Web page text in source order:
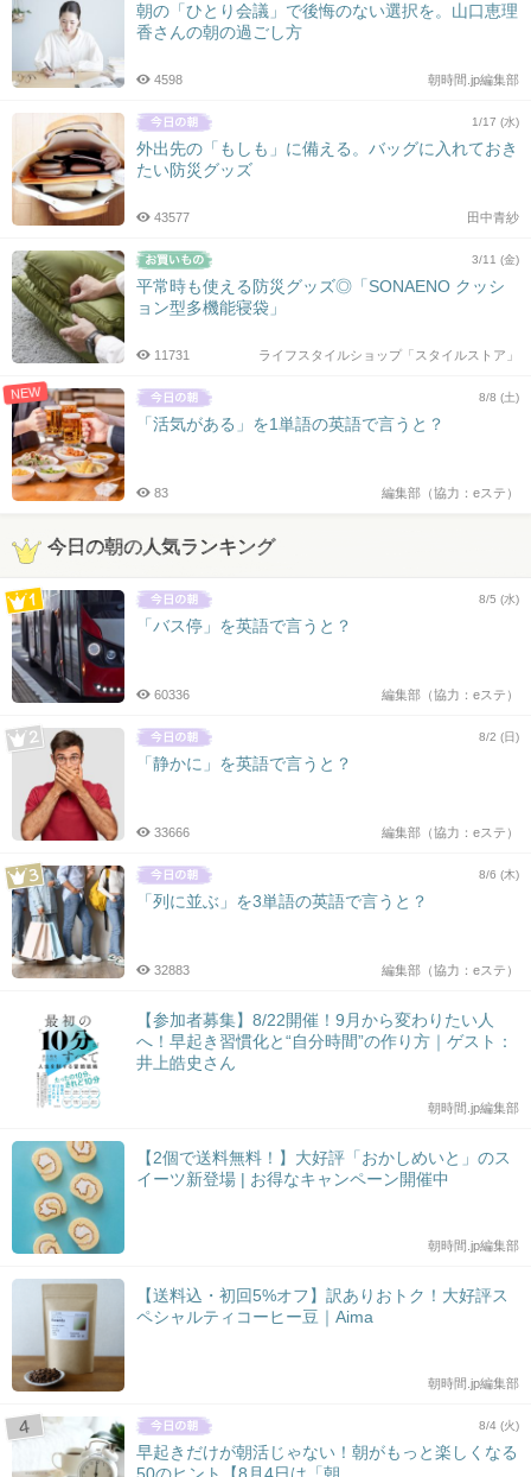
朝の「ひとり会議」で後悔のない選択を。山口恵理
香さんの朝の過ごし方
朝時間.jp編集部
4598
1/17 (水)
外出先の「もしも」に備える。バッグに入れておき
たい防災グッズ
田中青紗
43577
3/11 (金)
平常時も使える防災グッズ◎「SONAENO クッシ
ョン型多機能寝袋」
ライフスタイルショップ「スタイルストア」
11731
NEW 8/8 (土)
「活気がある」を1単語の英語で言うと？
編集部（協力：eステ）
83
今日の朝の人気ランキング
8/5 (水)
「バス停」を英語で言うと？
編集部（協力：eステ）
60336
8/2 (日)
「静かに」を英語で言うと？
編集部（協力：eステ）
33666
8/6 (木)
「列に並ぶ」を3単語の英語で言うと？
編集部（協力：eステ）
32883
【参加者募集】8/22開催！9月から変わりたい人
へ！早起き習慣化と“自分時間”の作り方｜ゲスト：
井上皓史さん
朝時間.jp編集部
【2個で送料無料！】大好評「おかしめいと」のス
イーツ新登場 | お得なキャンペーン開催中
朝時間.jp編集部
【送料込・初回5%オフ】訳ありおトク！大好評ス
ペシャルティコーヒー豆｜Aima
朝時間.jp編集部
8/4 (火)
早起きだけが朝活じゃない！朝がもっと楽しくなる